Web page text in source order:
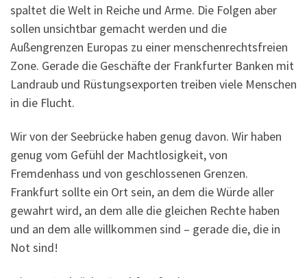
spaltet die Welt in Reiche und Arme. Die Folgen aber
sollen unsichtbar gemacht werden und die
Außengrenzen Europas zu einer menschenrechtsfreien
Zone. Gerade die Geschäfte der Frankfurter Banken mit
Landraub und Rüstungsexporten treiben viele Menschen
in die Flucht.
Wir von der Seebrücke haben genug davon. Wir haben
genug vom Gefühl der Machtlosigkeit, von
Fremdenhass und von geschlossenen Grenzen.
Frankfurt sollte ein Ort sein, an dem die Würde aller
gewahrt wird, an dem alle die gleichen Rechte haben
und an dem alle willkommen sind – gerade die, die in
Not sind!